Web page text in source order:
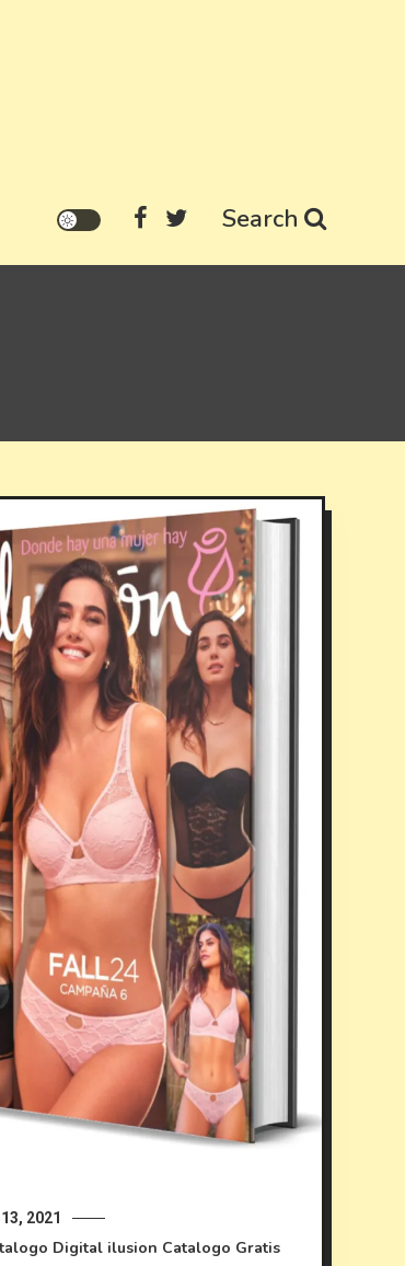
Search
2021
Digital ilusion Catalogo Gratis